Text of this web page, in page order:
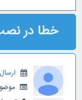
خطا در